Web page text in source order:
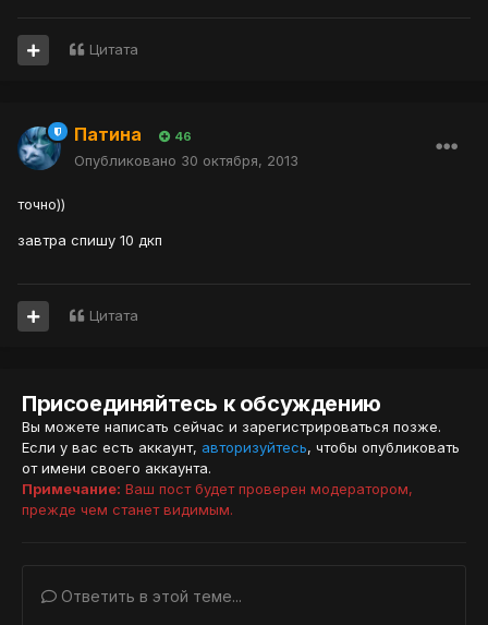
Цитата
Патина 46
Опубликовано 30 октября, 2013
точно))
завтра спишу 10 дкп
Цитата
Присоединяйтесь к обсуждению
Вы можете написать сейчас и зарегистрироваться позже.
Если у вас есть аккаунт, авторизуйтесь, чтобы опубликовать
от имени своего аккаунта.
Примечание: Ваш пост будет проверен модератором,
прежде чем станет видимым.
Ответить в этой теме...